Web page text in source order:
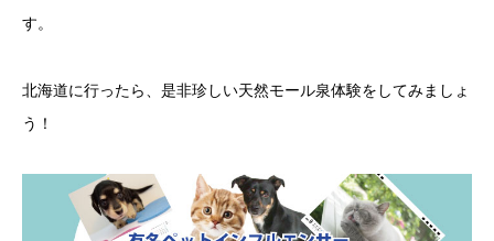
す。
北海道に行ったら、是非珍しい天然モール泉体験をしてみましょ
う！